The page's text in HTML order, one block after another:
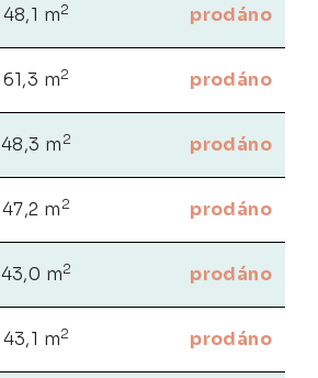
48,1 m2 prodáno
61,3 m2 prodáno
48,3 m 2 prodáno
47,2 m 2 prodáno
43,0 m2 prodáno
43,1 m2 prodáno